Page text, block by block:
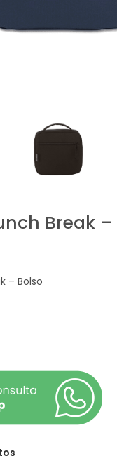
Break –
– Bolso